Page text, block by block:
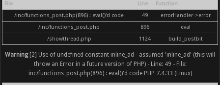
File Line
Function
/inc/functions_post.php(896) : eval()'d code
49
errorHandler->error
/inc/functions_post.php
896
eval
/showthread.php
1124 build_postbit
Warning[2] Use of undefined constant inline_ad - assumed 'inline_ad' (this will
throw an Error in a future version of PHP) - Line: 49 - File:
inc/functions_post.php(896) : eval()'d code PHP 7.4.33 (Linux)